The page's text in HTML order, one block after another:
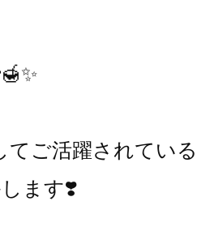
てご活躍されている
ます❣️